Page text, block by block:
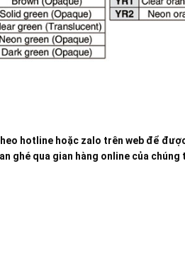
hotline hoặc zalo trên web để
ghé qua gian hàng online của chúng